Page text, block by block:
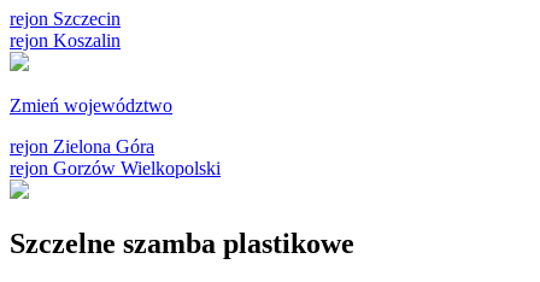
rejon Szczecin
rejon Koszalin
Zmień województwo
rejon Zielona Góra
rejon Gorzów Wielkopolski
Szczelne szamba plastikowe